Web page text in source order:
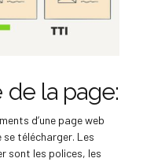
de la page:
d’une page web
télécharger. Les
sont les polices, les